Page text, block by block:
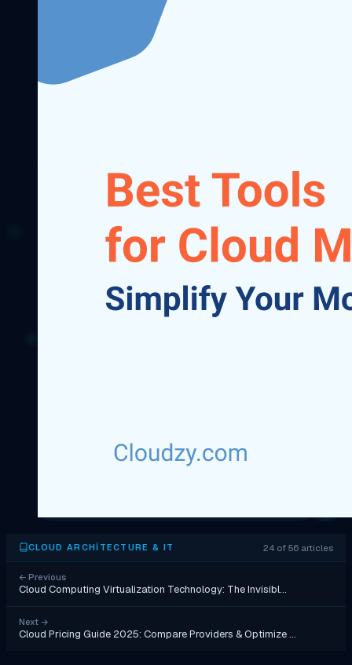
CLOUD ARCHITECTURE & IT 24 of 56 articles
← Previous
Cloud Computing Virtualization Technology: The Invisibl…
Next →
Cloud Pricing Guide 2025: Compare Providers & Optimize …